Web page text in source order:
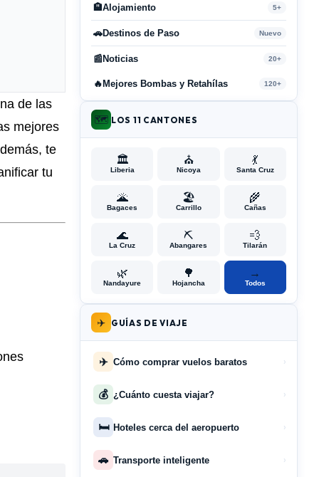
de las
mejores
te
tu
🏨Alojamiento 5+
🚗Destinos de Paso Nuevo
📰 Noticias 20+
🔥 Mejores Bombas y Retahílas 120+
🗺️ LOS 11 CANTONES
🏛️
Liberia
⛪
Nicoya
💃
Santa Cruz
🌋
Bagaces
🏖️
Carrillo
🌾
Cañas
🌊
La Cruz
⛏️
Abangares
💨
Tilarán
🌿
Nandayure
🌳
Hojancha
→
Todos
✈️ GUÍAS DE VIAJE
✈️ Cómo comprar vuelos baratos ›
💰 ¿Cuánto cuesta viajar? ›
🛏️ Hoteles cerca del aeropuerto ›
🚗 Transporte inteligente ›